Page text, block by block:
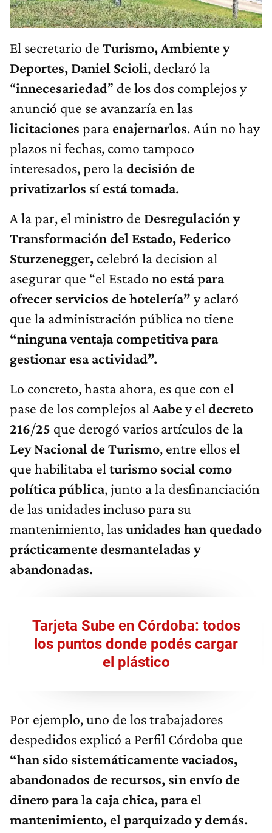
El secretario de Turismo, Ambiente y
Deportes, Daniel Scioli, declaró la
“innecesariedad” de los dos complejos y
anunció que se avanzaría en las
licitaciones para enajernarlos. Aún no hay
plazos ni fechas, como tampoco
interesados, pero ladecisión de
privatizarlos sí está tomada.
A la par, el ministro de Desregulación y
Transformación del Estado, Federico
Sturzenegger, celebró la decision al
asegurar que “el Estado no está para
ofrecer servicios de hotelería” y aclaró
que la administración pública no tiene
“ninguna ventaja competitiva para
gestionar esa actividad”.
Lo concreto, hasta ahora, es que con el
pase de los complejos al Aabey el decreto
216/25 que derogó varios artículos de la
Ley Nacional deTurismo, entre ellos el
que habilitaba el turismo social como
políticapública, junto a la desfinanciación
de las unidades incluso para su
mantenimiento, lasunidades han quedado
prácticamente desmanteladas y
abandonadas.
Tarjeta Sube en Córdoba: todos
los puntos donde podés cargar
el plástico
Por ejemplo, uno de los trabajadores
despedidos explicó a Perfil Córdoba que
“han sido sistemáticamente vaciados,
abandonados de recursos, sin envío de
dinero para la caja chica, para el
mantenimiento, el parquizado y demás.